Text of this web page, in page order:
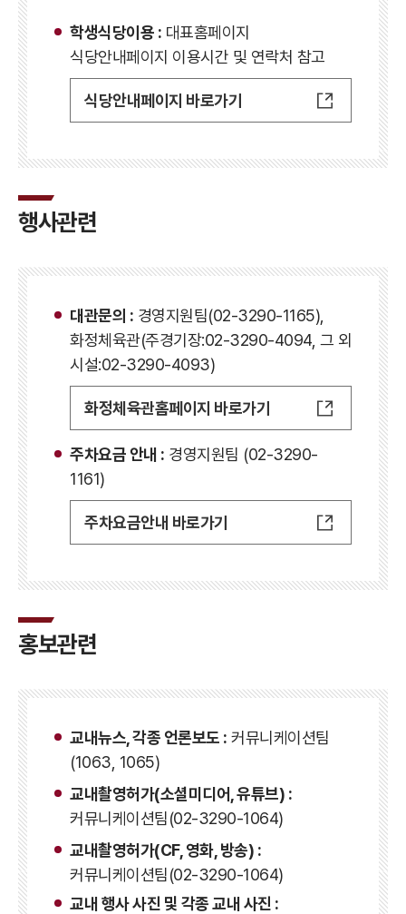
학생식당이용 : 대표홈페이지
식당안내페이지 이용시간 및 연락처 참고
식당안내페이지 바로가기
행사관련
대관문의 : 경영지원팀(02-3290-1165),
화정체육관(주경기장:02-3290-4094, 그 외
시설:02-3290-4093)
화정체육관홈페이지 바로가기
주차요금 안내 : 경영지원팀 (02-3290-
1161)
주차요금안내 바로가기
홍보관련
교내뉴스, 각종 언론보도 : 커뮤니케이션팀
(1063, 1065)
교내촬영허가(소셜미디어, 유튜브) :
커뮤니케이션팀(02-3290-1064)
교내촬영허가(CF, 영화, 방송) :
커뮤니케이션팀(02-3290-1064)
교내 행사 사진 및 각종 교내 사진 :